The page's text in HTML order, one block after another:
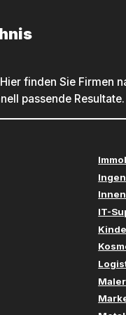
finden Sie Firmen
passende Resultate.
IT-
Maler